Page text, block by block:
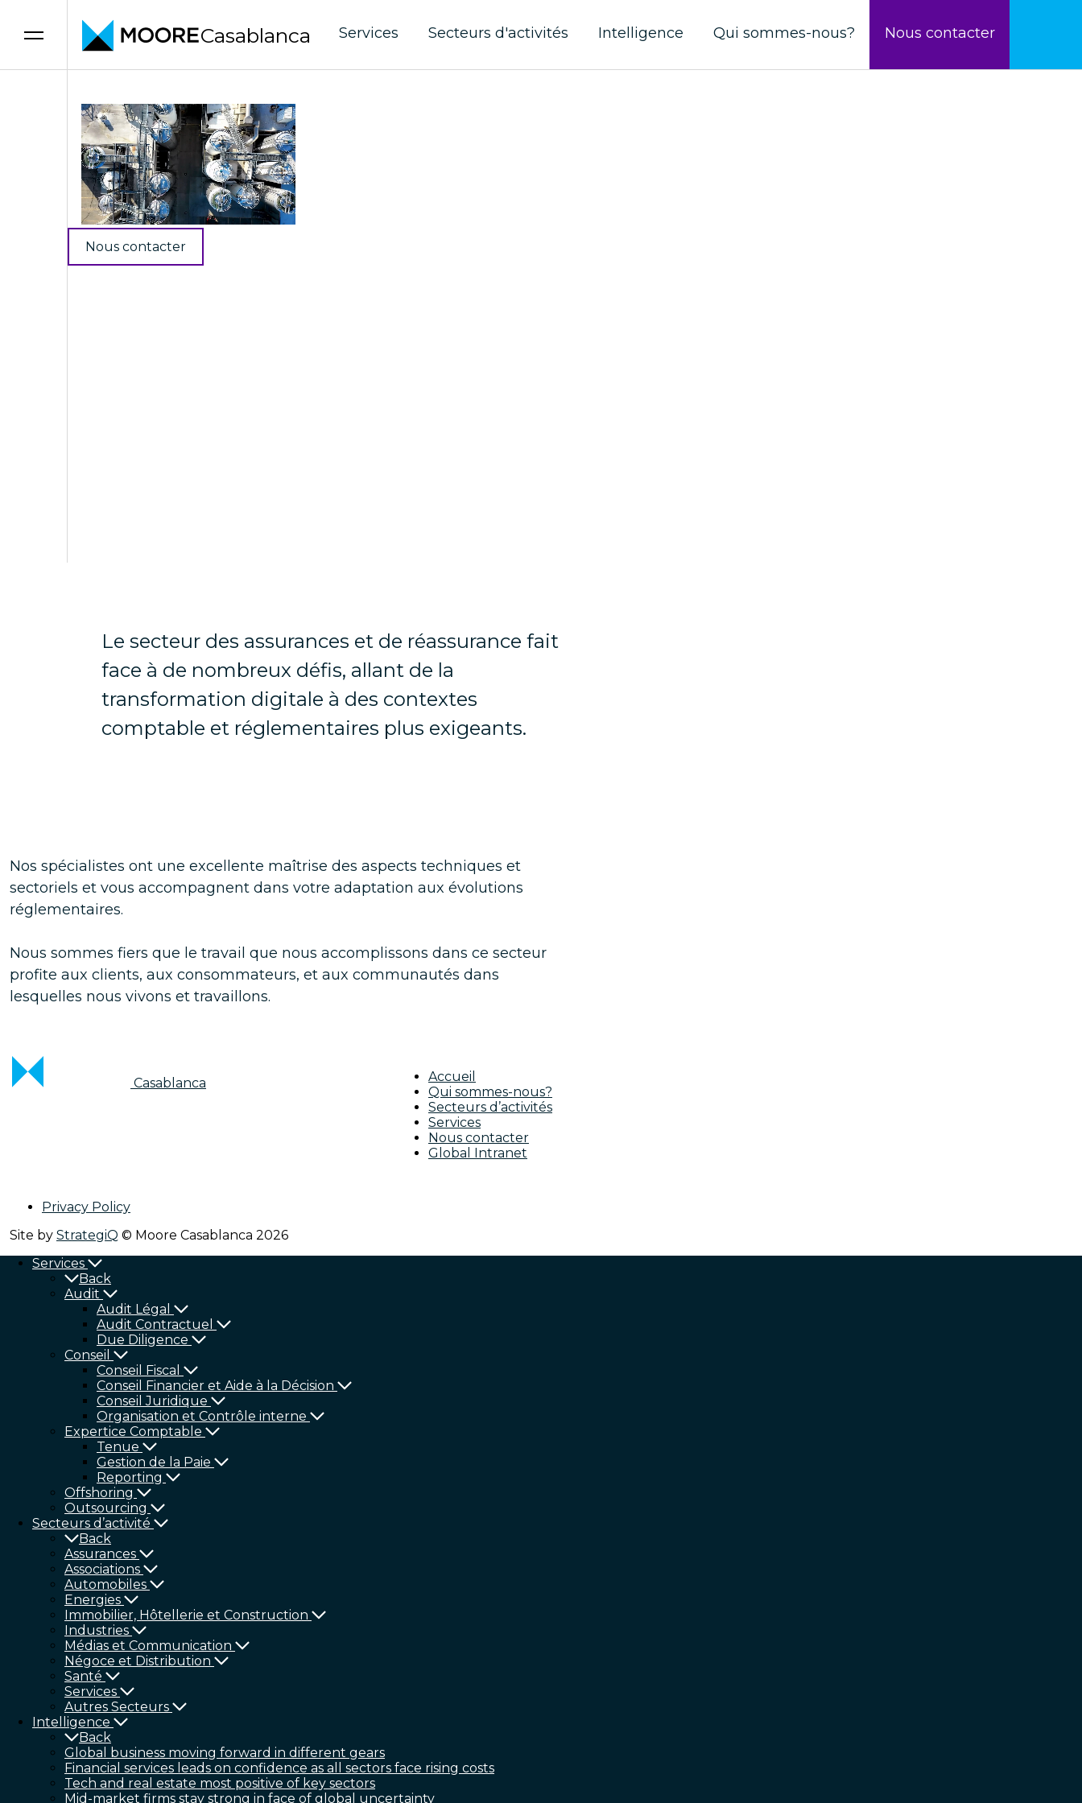
Casablanca Services Secteurs d'activités Intelligence Qui sommes-nous? Nous contacter
Assurances
Nous contacter
Le secteur des assurances et de réassurance fait
face à de nombreux défis, allant de la
transformation digitale à des contextes
comptable et réglementaires plus exigeants.
Nos spécialistes ont une excellente maîtrise des aspects techniques et
sectoriels et vous accompagnent dans votre adaptation aux évolutions
réglementaires.
Nous sommes fiers que le travail que nous accomplissons dans ce secteur
profite aux clients, aux consommateurs, et aux communautés dans
lesquelles nous vivons et travaillons.
Casablanca
Accueil
Qui sommes-nous?
Secteurs d’activités
Services
Nous contacter
Global Intranet
Privacy Policy
Site by StrategiQ © Moore Casablanca 2026
Services
Back
Audit
Audit Légal
Audit Contractuel
Due Diligence
Conseil
Conseil Fiscal
Conseil Financier et Aide à la Décision
Conseil Juridique
Organisation et Contrôle interne
Expertice Comptable
Tenue
Gestion de la Paie
Reporting
Offshoring
Outsourcing
Secteurs d’activité
Back
Assurances
Associations
Automobiles
Energies
Immobilier, Hôtellerie et Construction
Industries
Médias et Communication
Négoce et Distribution
Santé
Services
Autres Secteurs
Intelligence
Back
Global business moving forward in different gears
Financial services leads on confidence as all sectors face rising costs
Tech and real estate most positive of key sectors
Mid-market firms stay strong in face of global uncertainty